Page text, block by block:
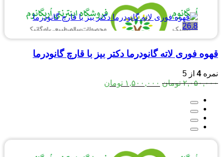
26.8
قهوه فوری لاته گانودرما دکتر بیز با قارچ گانودرما
نمره 4 از 5
۲,۰۵۰,۰۰۰ تومان قیمت
۱,۵۰۰,۰۰۰ تومان